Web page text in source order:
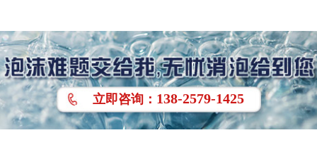
立即咨询 ： 138-2579-1425